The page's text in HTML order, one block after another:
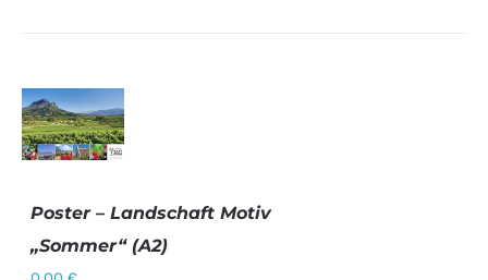
/
Poster – Landschaft Motiv
„Sommer“ (A2)